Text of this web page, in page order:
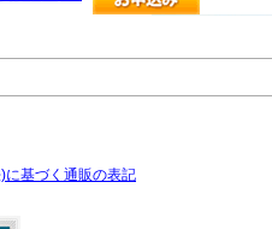
に基づく通販の表記